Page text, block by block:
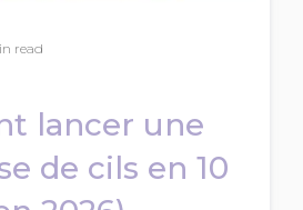
read
lancer une
de cils en 10